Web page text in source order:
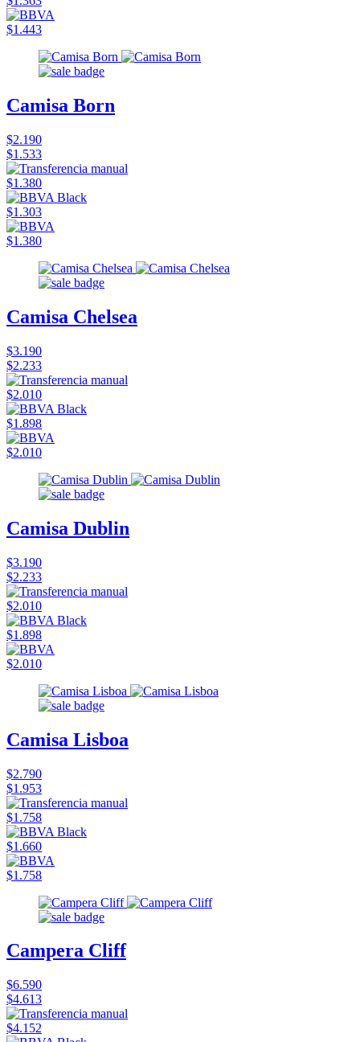
$1.443
Camisa Born
$2.190
$1.533
$1.380
$1.303
$1.380
Camisa Chelsea
$3.190
$2.233
$2.010
$1.898
$2.010
Camisa Dublin
$3.190
$2.233
$2.010
$1.898
$2.010
Camisa Lisboa
$2.790
$1.953
$1.758
$1.660
$1.758
Campera Cliff
$6.590
$4.613
$4.152